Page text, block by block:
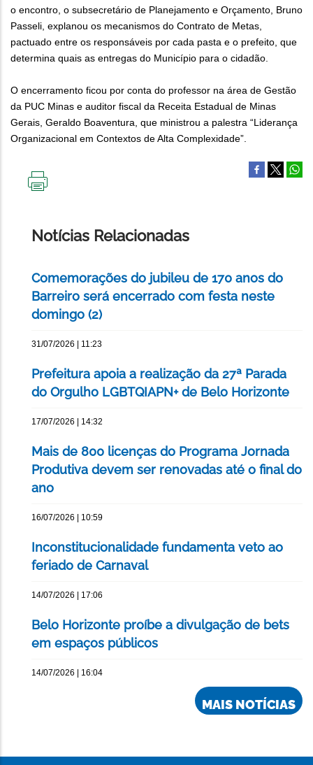
o encontro, o subsecretário de Planejamento e Orçamento, Bruno
Passeli, explanou os mecanismos do Contrato de Metas,
pactuado entre os responsáveis por cada pasta e o prefeito, que
determina quais as entregas do Município para o cidadão.
O encerramento ficou por conta do professor na área de Gestão
da PUC Minas e auditor fiscal da Receita Estadual de Minas
Gerais, Geraldo Boaventura, que ministrou a palestra “Liderança
Organizacional em Contextos de Alta Complexidade”.
Notícias Relacionadas
Comemorações do jubileu de 170 anos do
Barreiro será encerrado com festa neste
domingo (2)
31/07/2026 | 11:23
Prefeitura apoia a realização da 27ª Parada
do Orgulho LGBTQIAPN+ de Belo Horizonte
17/07/2026 | 14:32
Mais de 800 licenças do Programa Jornada
Produtiva devem ser renovadas até o final do
ano
16/07/2026 | 10:59
Inconstitucionalidade fundamenta veto ao
feriado de Carnaval
14/07/2026 | 17:06
Belo Horizonte proíbe a divulgação de bets
em espaços públicos
14/07/2026 | 16:04
MAIS NOTÍCIAS